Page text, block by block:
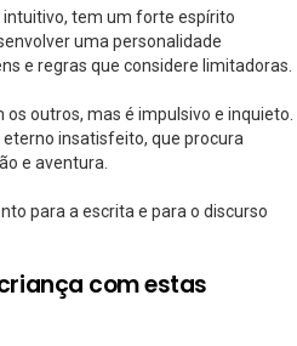
intuitivo, tem um forte espírito
uma personalidade
e regras que considere limitadoras.
outros, mas é impulsivo e inquieto.
insatisfeito, que procura
e aventura.
para a escrita e para o discurso
com estas